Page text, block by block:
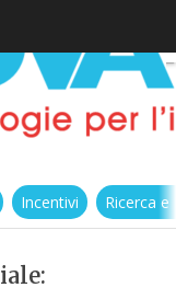
Incentivi Ricerca